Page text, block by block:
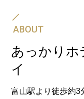
新
ABOUT
あっかりホ
イ
富山駅より徒歩約3